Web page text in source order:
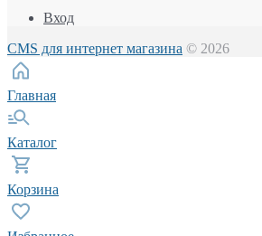
Вход
CMS для интернет магазина © 2026
Главная
Каталог
Корзина